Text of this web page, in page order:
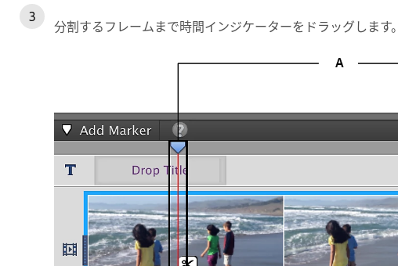
分割するフレームまで時間インジケーターをドラッグします。